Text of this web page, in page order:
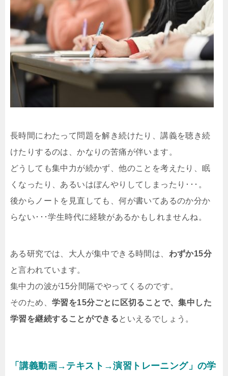
長時間にわたって問題を解き続けたり、講義を聴き続
けたりするのは、かなりの苦痛が伴います。
どうしても集中力が続かず、他のことを考えたり、眠
くなったり、あるいはぼんやりしてしまったり･･･。
後からノートを見直しても、何が書いてあるのか分か
らない･･･学生時代に経験があるかもしれませんね。
ある研究では、大人が集中できる時間は、 わずか15分
と言われています。
集中力の波が15分間隔でやってくるのです。
そのため、 学習を15分ごとに区切ることで、集中した
学習を継続することができるといえるでしょう。
「講義動画→テキスト→演習トレーニング」の学